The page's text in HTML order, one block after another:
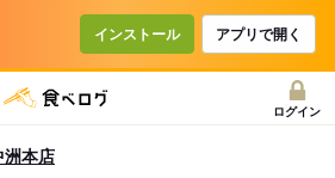
インストール アプリで開く
ログイン
洲本店